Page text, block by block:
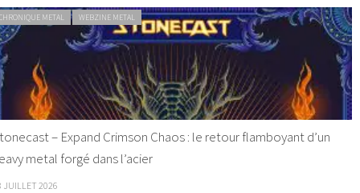
METAL WEBZINE METAL
– Expand Crimson Chaos : le retour flamboyant d’un
metal forgé dans l’acier
JUILLET 2026